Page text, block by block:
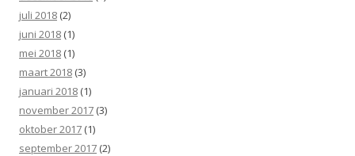
juli 2018 (2)
juni 2018 (1)
mei 2018 (1)
maart 2018 (3)
januari 2018 (1)
november 2017 (3)
oktober 2017 (1)
september 2017 (2)